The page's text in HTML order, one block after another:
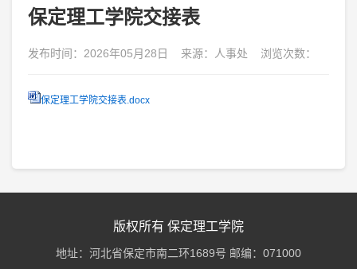
保定理工学院交接表
发布时间：2026年05月28日 来源：人事处 浏览次数：
保定理工学院交接表.docx
版权所有 保定理工学院
地址：河北省保定市南二环1689号 邮编：071000